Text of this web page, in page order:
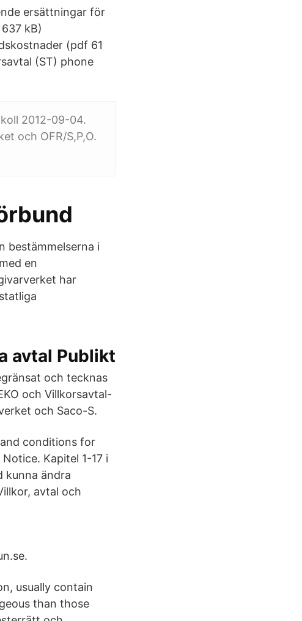
ersättningar för
kB)
(pdf 61
(ST) phone
2012-09-04.
och OFR/S,P,O.
bestämmelserna i
en
har
avtal Publikt
och tecknas
och Villkorsavtal-
och Saco-S.
conditions for
Kapitel 1-17 i
kunna ändra
avtal och
usually contain
than those